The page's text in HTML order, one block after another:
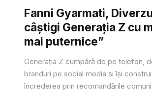
Fanni Gyarmati,
câștigi Generația Z cu
mai puternice”
Generația Z cumpără de pe telefon,
branduri pe social media și își
încrederea prin recomandările